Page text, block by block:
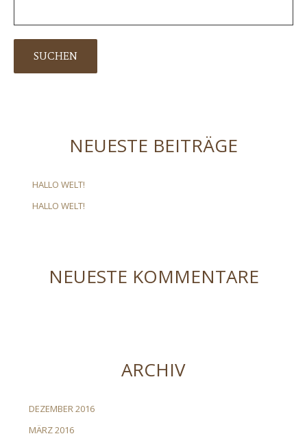
NEUESTE BEITRÄGE
HALLO WELT!
HALLO WELT!
NEUESTE KOMMENTARE
ARCHIV
DEZEMBER 2016
MÄRZ 2016